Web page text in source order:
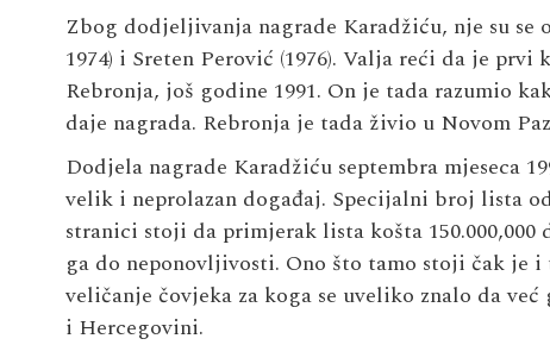
Zbog dodjeljivanja nagrade Karadžiću, nje su
1974) i Sreten Perović (1976). Valja reći da je
Rebronja, još godine 1991. On je tada razumio
daje nagrada. Rebronja je tada živio u Novom
Dodjela nagrade Karadžiću septembra mjeseca
velik i neprolazan događaj. Specijalni broj lista
stranici stoji da primjerak lista košta
ga do neponovljivosti. Ono što tamo stoji čak je
veličanje čovjeka za koga se uveliko znalo da
i Hercegovini.